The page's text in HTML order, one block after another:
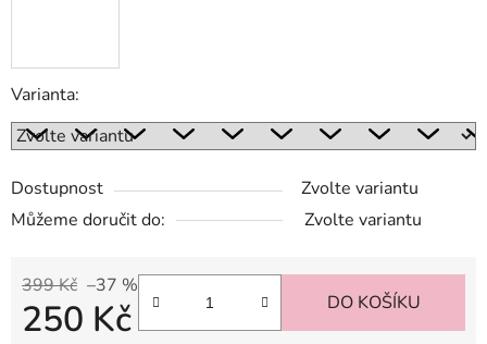
Varianta:
Dostupnost
Zvolte variantu
Můžeme doručit do:
Zvolte variantu
399 Kč –37 %
250 Kč DO KOŠÍKU